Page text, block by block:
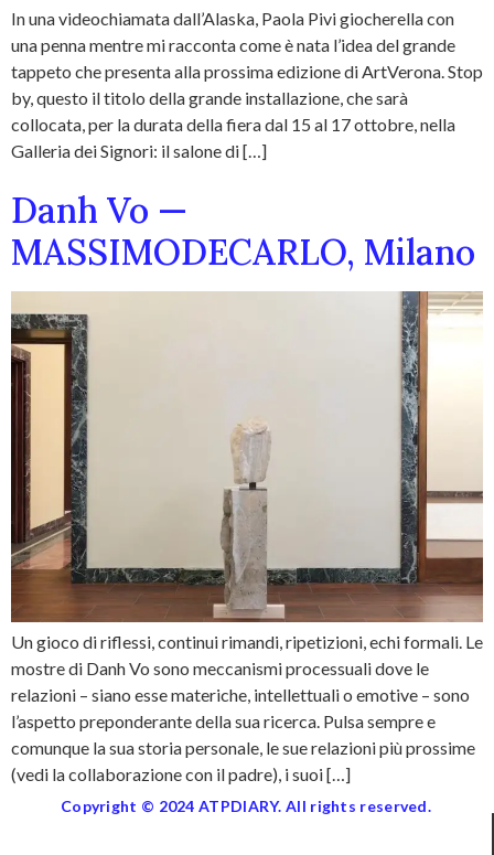
In una videochiamata dall’Alaska, Paola Pivi giocherella con
una penna mentre mi racconta come è nata l’idea del grande
tappeto che presenta alla prossima edizione di ArtVerona. Stop
by, questo il titolo della grande installazione, che sarà
collocata, per la durata della fiera dal 15 al 17 ottobre, nella
Galleria dei Signori: il salone di […]
Danh Vo —
MASSIMODECARLO, Milano
Un gioco di riflessi, continui rimandi, ripetizioni, echi formali. Le
mostre di Danh Vo sono meccanismi processuali dove le
relazioni – siano esse materiche, intellettuali o emotive – sono
l’aspetto preponderante della sua ricerca. Pulsa sempre e
comunque la sua storia personale, le sue relazioni più prossime
(vedi la collaborazione con il padre), i suoi […]
Copyright © 2024 ATPDIARY. All rights reserved.